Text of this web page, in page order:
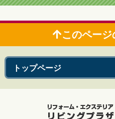
このペー